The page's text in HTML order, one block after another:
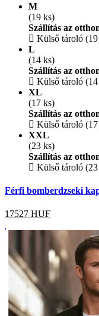
M
(19 ks)
Szállítás az
Külső tároló
L
(14 ks)
Szállítás az
Külső tároló
XL
(17 ks)
Szállítás az
Külső tároló
XXL
(23 ks)
Szállítás az
Külső tároló
Férfi bomberdzseki
17527 HUF